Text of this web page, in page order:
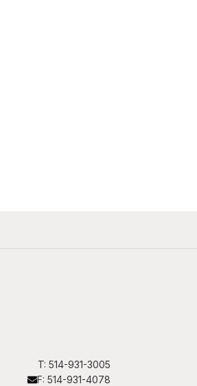
T: 514-931-3005
F: 514-931-4078